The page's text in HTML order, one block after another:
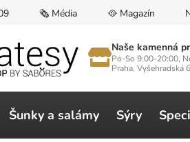
🗞️ Média 🥘 Magazín
Naše kamenná
Po-So 9:00-20:00,
Praha, Vyšehradská 6
Šunky a salámy Sýry